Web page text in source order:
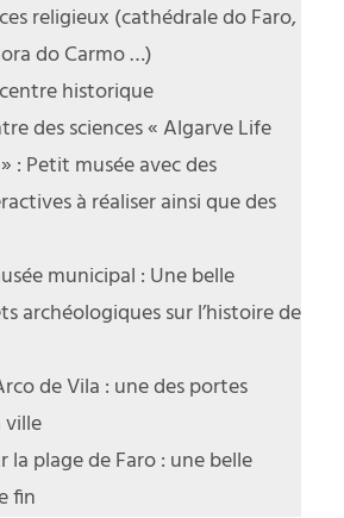
religieux (cathédrale do Faro,
do Carmo …)
historique
des sciences « Algarve Life
: Petit musée avec des
à réaliser ainsi que des
municipal : Une belle
archéologiques sur l’histoire de
de Vila : une des portes
ville
la plage de Faro : une belle
fin